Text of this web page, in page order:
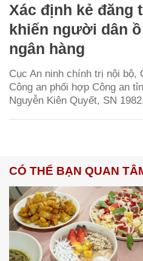
Xác định kẻ đăng
khiến người dân
ngân hàng
Cục An ninh chính trị nội bộ,
Công an phối hợp Công an
Nguyễn Kiên Quyết, SN
CÓ THỂ BẠN QUAN